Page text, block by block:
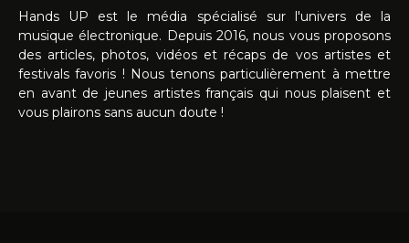
Hands UP est le média spécialisé sur l'univers de la
musique électronique. Depuis 2016, nous vous proposons
des articles, photos, vidéos et récaps de vos artistes et
festivals favoris ! Nous tenons particulièrement à mettre
en avant de jeunes artistes français qui nous plaisent et
vous plairons sans aucun doute !